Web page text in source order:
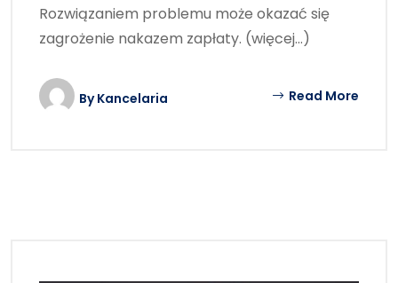
Rozwiązaniem problemu może okazać się
zagrożenie nakazem zapłaty. (więcej…)
ByKancelaria Read More